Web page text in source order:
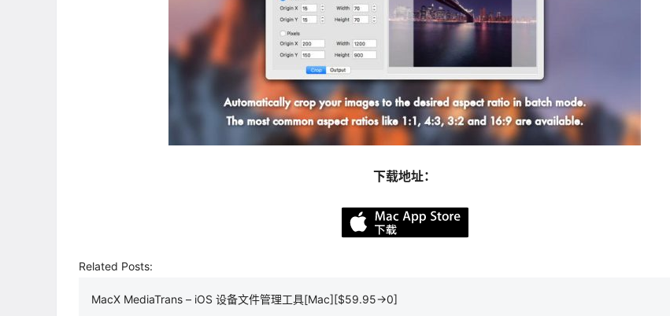
下载地址：
Related Posts:
MacX MediaTrans – iOS 设备文件管理工具[Mac][$59.95→0]